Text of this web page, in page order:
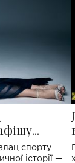
Палаці
спорту
історії —